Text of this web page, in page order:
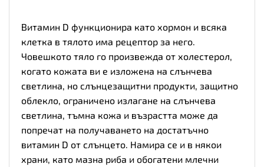
Витамин D функционира като хормон и всяка
клетка в тялото има рецептор за него.
Човешкото тяло го произвежда от холестерол,
когато кожата ви е изложена на слънчева
светлина, но слънцезащитни продукти, защитно
облекло, ограничено излагане на слънчева
светлина, тъмна кожа и възрастта може да
попречат на получаването на достатъчно
витамин D от слънцето. Намира се и в някои
храни, като мазна риба и обогатени млечни